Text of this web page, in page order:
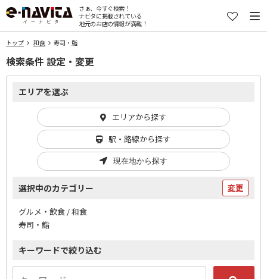
さぁ、今すぐ検索！
ナビタに掲載されている
地元のお店の情報が満載！
トップ 和食 寿司・鮨
検索条件 設定・変更
エリアを選ぶ
エリアから探す
駅・路線から探す
現在地から探す
選択中のカテゴリー 変更
グルメ・飲食 / 和食
寿司・鮨
キーワードで絞り込む